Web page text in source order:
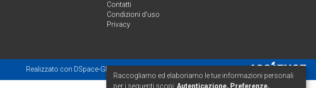
Contatti
Condizioni d'uso
Privacy
Realizzato con DSpace-GLAM
Raccogliamo ed elaboriamo le tue informazioni personali
per i seguenti scopi: Autenticazione, Preferenze,